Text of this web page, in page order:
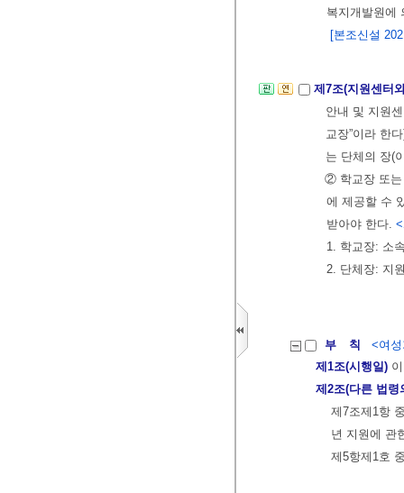
복지개발원에
[본조신설
제7조(지원센터
안내 및 지원
교장”이라 한
는 단체의 장(
② 학교장 또는
에 제공할 수
받아야 한다.
1. 학교장: 소
2. 단체장: 지
부 칙
<여
제1조(시행일)
제2조(다른 법령
제7조제1항
년 지원에 관
제5항제1호